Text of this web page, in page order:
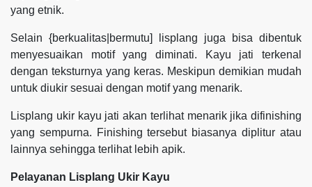
yang etnik.
Selain {berkualitas|bermutu] lisplang juga bisa dibentuk
menyesuaikan motif yang diminati. Kayu jati terkenal
dengan teksturnya yang keras. Meskipun demikian mudah
untuk diukir sesuai dengan motif yang menarik.
Lisplang ukir kayu jati akan terlihat menarik jika difinishing
yang sempurna. Finishing tersebut biasanya diplitur atau
lainnya sehingga terlihat lebih apik.
Pelayanan Lisplang Ukir Kayu